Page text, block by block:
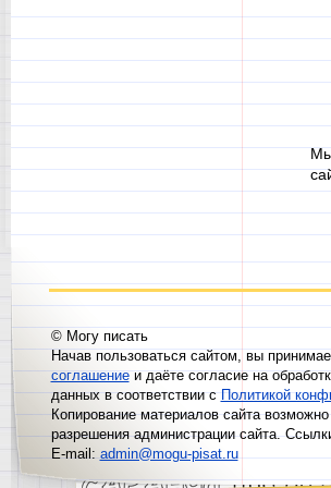
Мы
© Могу писать
Начав пользоваться сайтом, вы
соглашениеи даёте согласие на
данных в соответствии сПолитикой
Копирование материалов сайта
разрешения администрации сайта.
E-mail:admin@mogu-pisat.ru